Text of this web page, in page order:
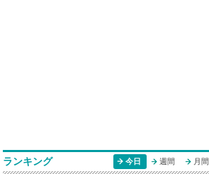
ランキング 今日 週間 月間